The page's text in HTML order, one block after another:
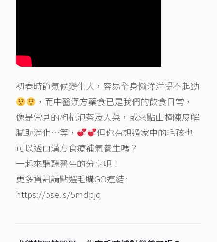
初春時節氣候變化大，容易全身懶洋洋提不起勁
，而中醫漢方藥食已是我們的飲食日常，
像是常見的枸杞泡茶及入菜，或來點山楂陳皮解
膩助消化…等，
但你有想過家中的毛孩也
可以透由漢方食療補氣養生嗎？
一起來聽聽醫生的分享吧！
更多資訊請點選毛購GO連結 :
https://pse.is/5mdpjq